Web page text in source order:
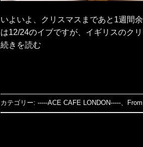
いよいよ、クリスマスまであと1週間
は12/24のイブですが、イギリスのク
続きを読む
カテゴリー: -----ACE CAFE LONDON-----